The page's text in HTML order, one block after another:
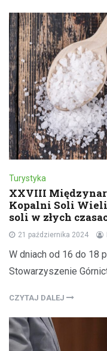
Turystyka
XXVIII
Kopalni Soli
soli w złych
21 października 2024
W dniach od 16 do 18
Stowarzyszenie
CZYTAJ DALEJ